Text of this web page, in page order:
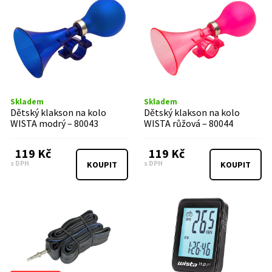
Skladem
Dětský klakson na kolo
WISTA modrý – 80043
119 Kč
s DPH KOUPIT
Skladem
Dětský klakson na kolo
WISTA růžová – 80044
119 Kč
s DPH KOUPIT